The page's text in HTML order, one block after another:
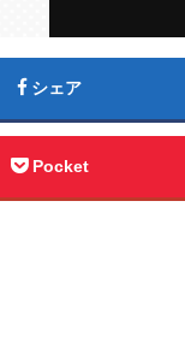
シェア
Pocket